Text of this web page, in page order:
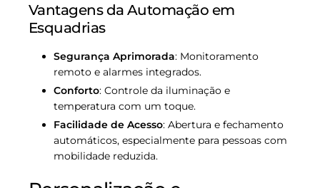
Vantagens da Automação em
Esquadrias
Segurança Aprimorada: Monitoramento
remoto e alarmes integrados.
Conforto: Controle da iluminação e
temperatura com um toque.
Facilidade de Acesso: Abertura e fechamento
automáticos, especialmente para pessoas com
mobilidade reduzida.